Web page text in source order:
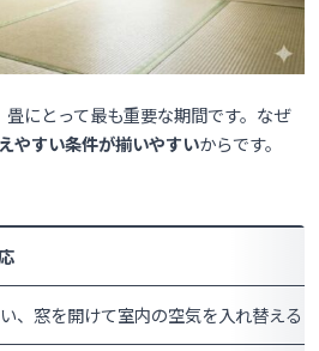
にとって最も重要な期間です。なぜ
やすい条件が揃いやすいからです。
、窓を開けて室内の空気を入れ替える